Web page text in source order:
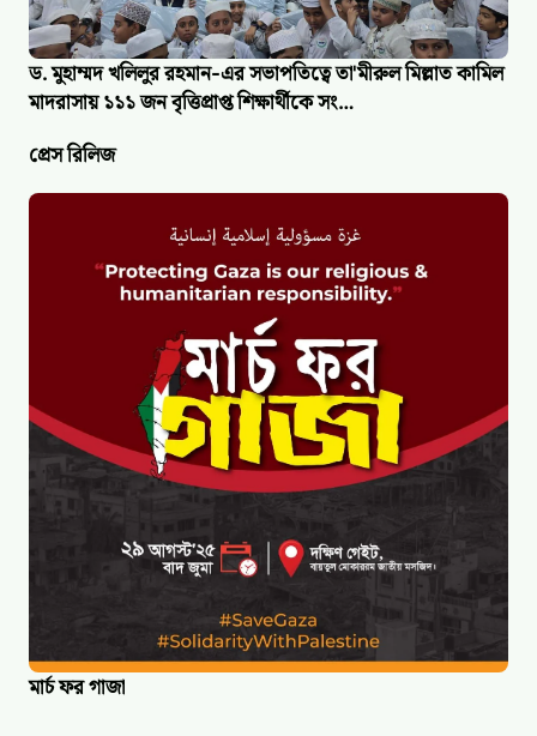
ড. মুহাম্মদ খলিলুর রহমান-এর সভাপতিত্বে তা'মীরুল মিল্লাত কামিল
মাদরাসায় ১১১ জন বৃত্তিপ্রাপ্ত শিক্ষার্থীকে সং…
প্রেস রিলিজ
মার্চ ফর গাজা